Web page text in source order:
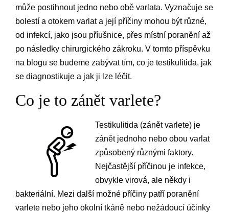
může postihnout jedno nebo obě varlata. Vyznačuje se
bolestí a otokem varlat a její příčiny mohou být různé,
od infekcí, jako jsou příušnice, přes místní poranění až
po následky chirurgického zákroku. V tomto příspěvku
na blogu se budeme zabývat tím, co je testikulitida, jak
se diagnostikuje a jak ji lze léčit.
Co je to zánět varlete?
Testikulitida (zánět varlete) je
zánět jednoho nebo obou varlat
způsobený různými faktory.
Nejčastější příčinou je infekce,
obvykle virová, ale někdy i
bakteriální. Mezi další možné příčiny patří poranění
varlete nebo jeho okolní tkáně nebo nežádoucí účinky